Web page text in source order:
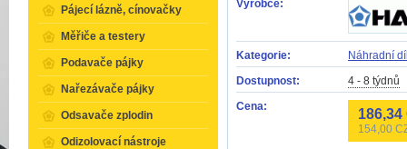
Výrobce:
Kategorie:
Náhradní
Dostupnost:
4 - 8 týdnů
Cena:
186,34
154,00
Pájecí lázně, cínovačky
Měřiče a testery
Podavače pájky
Nařezávače pájky
Odsavače zplodin
Odizolovací nástroje